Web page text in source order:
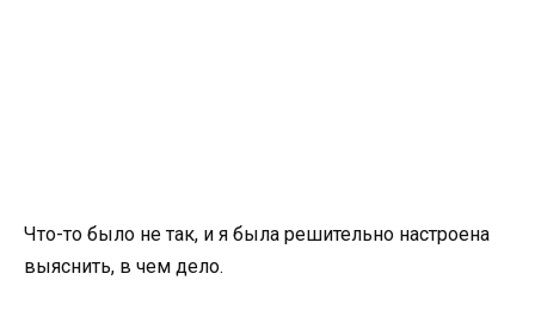
Что-то было не так, и я была решительно настроена
выяснить, в чем дело.